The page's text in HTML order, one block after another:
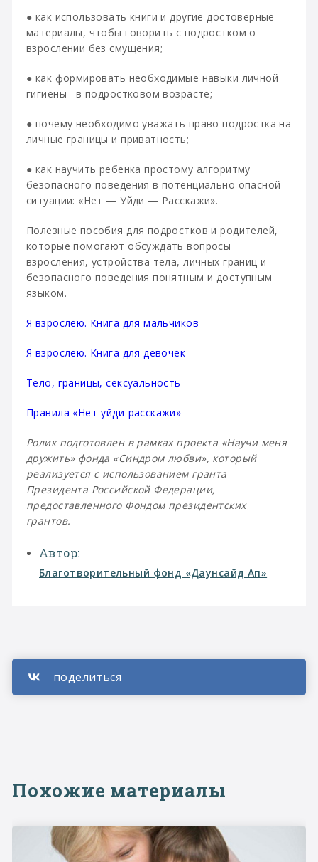
● как использовать книги и другие достоверные
материалы, чтобы говорить с подростком о
взрослении без смущения;
● как формировать необходимые навыки личной
гигиены в подростковом возрасте;
● почему необходимо уважать право подростка на
личные границы и приватность;
● как научить ребенка простому алгоритму
безопасного поведения в потенциально опасной
ситуации: «Нет — Уйди — Расскажи».
Полезные пособия для подростков и родителей,
которые помогают обсуждать вопросы
взросления, устройства тела, личных границ и
безопасного поведения понятным и доступным
языком.
Я взрослею. Книга для мальчиков
Я взрослею. Книга для девочек
Тело, границы, сексуальность
Правила «Нет-уйди-расскажи»
Ролик подготовлен в рамках проекта «Научи меня
дружить» фонда «Синдром любви», который
реализуется с использованием гранта
Президента Российской Федерации,
предоставленного Фондом президентских
грантов.
Автор:
Благотворительный фонд «Даунсайд Ап»
Похожие материалы